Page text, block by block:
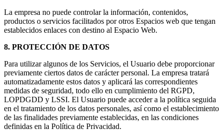
La empresa no puede controlar la información, contenidos,
productos o servicios facilitados por otros Espacios web que tengan
establecidos enlaces con destino al Espacio Web.
8. PROTECCIÓN DE DATOS
Para utilizar algunos de los Servicios, el Usuario debe proporcionar
previamente ciertos datos de carácter personal. La empresa tratará
automatizadamente estos datos y aplicará las correspondientes
medidas de seguridad, todo ello en cumplimiento del RGPD,
LOPDGDD y LSSI. El Usuario puede acceder a la política seguida
en el tratamiento de los datos personales, así como el establecimiento
de las finalidades previamente establecidas, en las condiciones
definidas en la Política de Privacidad.